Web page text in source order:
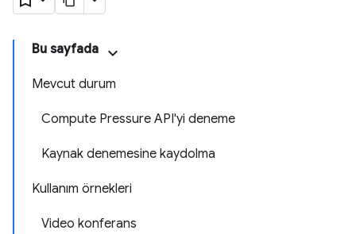
Bu sayfada
Mevcut durum
Compute Pressure API'yi deneme
Kaynak denemesine kaydolma
Kullanım örnekleri
Video konferans